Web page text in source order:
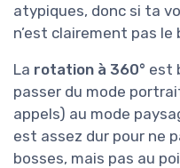
atypiques, donc si ta
n’est clairement pas le
La rotation à 360° est
passer du mode
appels) au mode
est assez dur pour ne
bosses, mais pas au